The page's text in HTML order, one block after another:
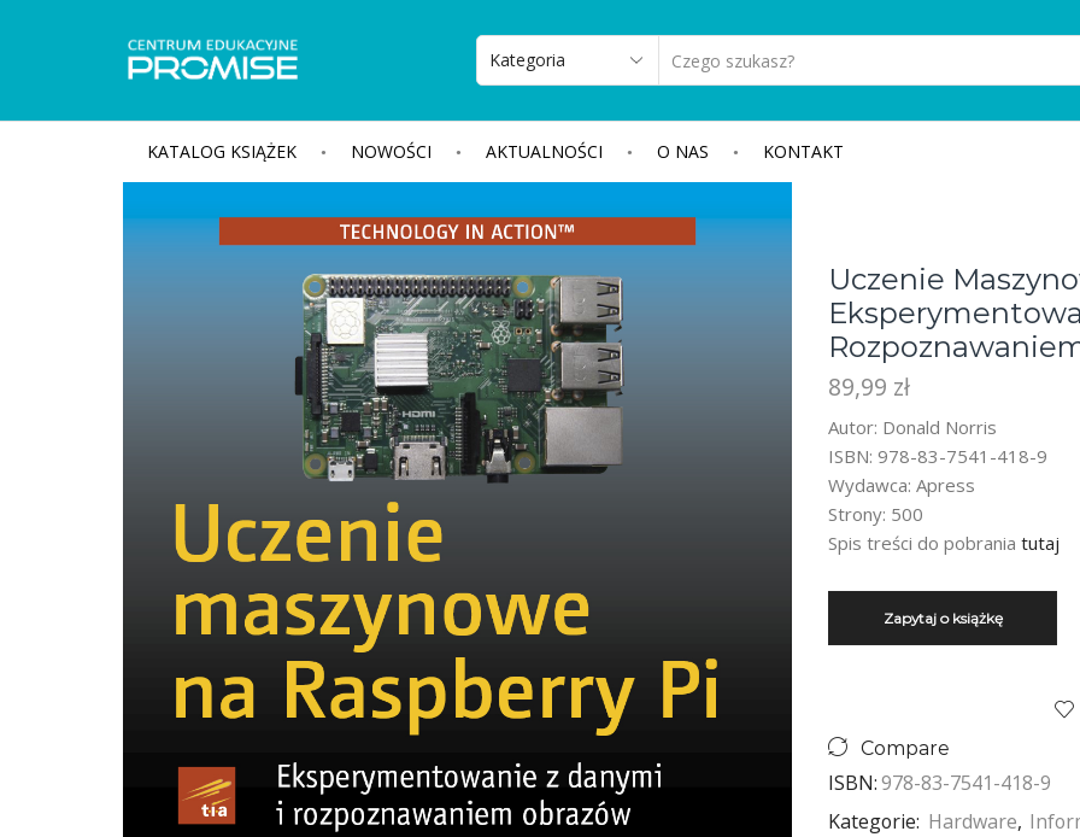
KATALOG KSIĄŻEK NOWOŚCI AKTUALNOŚCI O NAS KONTAKT
Uczenie
89,99 zł
Autor: Donald Norris
ISBN: 978-83-7541-418-9
Wydawca: Apress
Strony: 500
Spis treści do pobrania tutaj
Compare
ISBN:978-83-7541-418-9
Kategorie: Hardware,